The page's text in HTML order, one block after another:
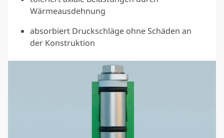
Wärmeausdehnung
absorbiert Druckschläge ohne Schäden an
der Konstruktion